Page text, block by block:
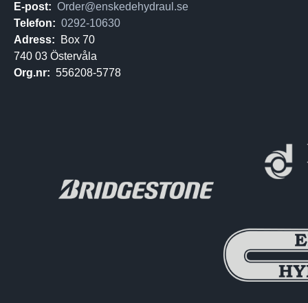
E-post: Order@enskedehydraul.se
Telefon: 0292-10630
Adress:
Box 70
740 03 Östervåla
Org.nr: 556208-5778